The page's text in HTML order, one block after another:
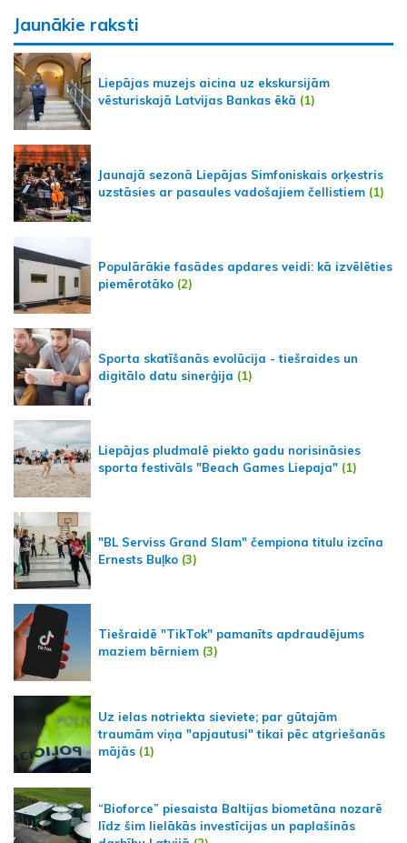
Jaunākie raksti
Liepājas muzejs aicina uz ekskursijām
vēsturiskajā Latvijas Bankas ēkā (1)
Jaunajā sezonā Liepājas Simfoniskais orķestris
uzstāsies ar pasaules vadošajiem čellistiem (1)
Populārākie fasādes apdares veidi: kā izvēlēties
piemērotāko (2)
Sporta skatīšanās evolūcija - tiešraides un
digitālo datu sinerģija (1)
Liepājas pludmalē piekto gadu norisināsies
sporta festivāls "Beach Games Liepaja" (1)
"BL Serviss Grand Slam" čempiona titulu izcīna
Ernests Buļko (3)
Tiešraidē "TikTok" pamanīts apdraudējums
maziem bērniem (3)
Uz ielas notriekta sieviete; par gūtajām
traumām viņa "apjautusi" tikai pēc atgriešanās
mājās (1)
“Bioforce” piesaista Baltijas biometāna nozarē
līdz šim lielākās investīcijas un paplašinās